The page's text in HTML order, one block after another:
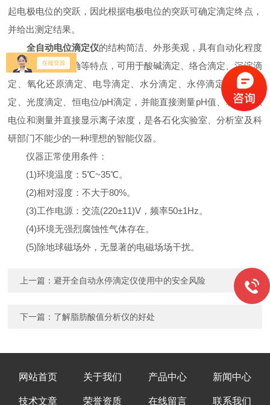
起电极电位的突跃，因此根据电极电位的突跃可确定滴定终点，
并给出测定结果。
全自动电位滴定仪的结构简洁、外形美观，具有自动化程度
高、分析结果准确等特点，可用于酸碱滴定、络合滴定、沉淀滴
定、氧化还原滴定、电导滴定、水分滴定、永停滴定、两相滴
定、光度滴定、恒电位/pH滴定，并能直接测量pH值、氧化还原
电位和测量并直接显示离子浓度，是各石化实验室、分析室及科
研部门不能少的一种理想的智能仪器。
仪器正常使用条件：
(1)环境温度：5℃~35℃。
(2)相对湿度：不大于80%。
(3)工作电源：交流(220±11)V，频率50±1Hz。
(4)环境无强烈腐蚀性气体存在。
(5)除地球磁场外，无显著的电磁场场干扰。
上一篇：避开全自动永停滴定仪使用中的安全风险
下一篇： 了解脂肪酸值分析仪的好处
网站首页 关于我们 产品中心 新闻中心
技术文章 荣誉资质 在线留言 联系我们